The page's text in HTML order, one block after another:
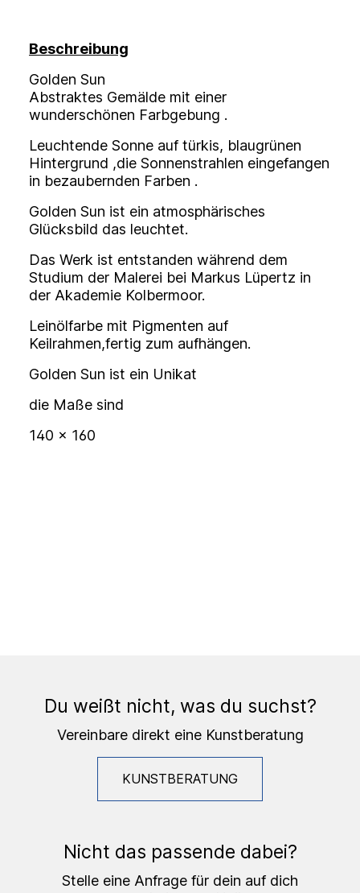
Beschreibung
Golden Sun
Abstraktes Gemälde mit einer
wunderschönen Farbgebung .
Leuchtende Sonne auf türkis, blaugrünen
Hintergrund ,die Sonnenstrahlen eingefangen
in bezaubernden Farben .
Golden Sun ist ein atmosphärisches
Glücksbild das leuchtet.
Das Werk ist entstanden während dem
Studium der Malerei bei Markus Lüpertz in
der Akademie Kolbermoor.
Leinölfarbe mit Pigmenten auf
Keilrahmen,fertig zum aufhängen.
Golden Sun ist ein Unikat
die Maße sind
140 x 160
Du weißt nicht, was du suchst?
Vereinbare direkt eine Kunstberatung
KUNSTBERATUNG
Nicht das passende dabei?
Stelle eine Anfrage für dein auf dich